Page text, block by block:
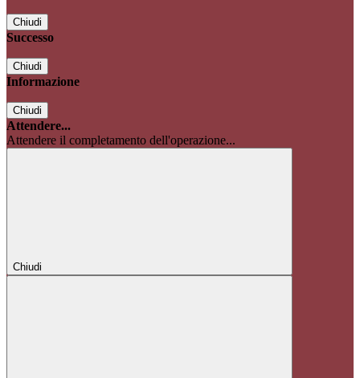
Chiudi
Successo
Chiudi
Informazione
Chiudi
Attendere...
Attendere il completamento dell'operazione...
Chiudi